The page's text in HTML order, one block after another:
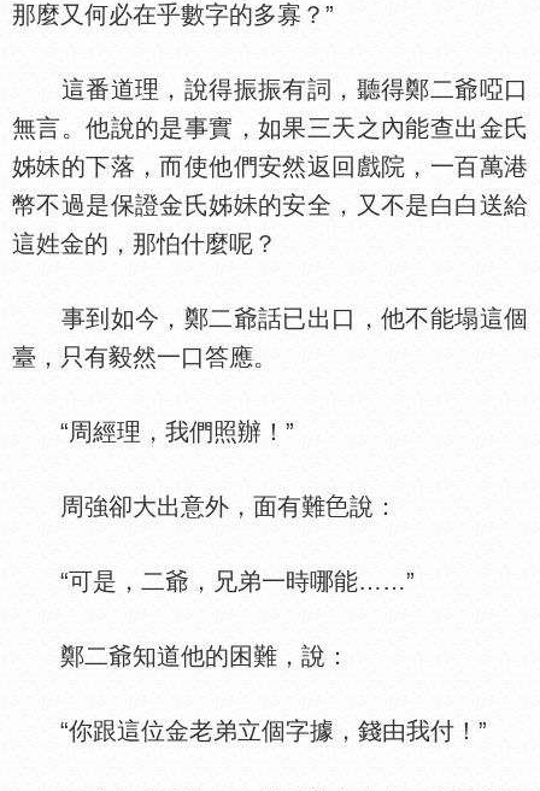
那麼又何必在乎數字的多寡？”
這番道理，說得振振有詞，聽得鄭二爺啞口
無言。他說的是事實，如果三天之內能查出金氏
姊
的下落，而使他們安然返回戲院，一百萬港
幣不過是保證金氏姊
的安全，又不是白白送給
這姓金的，那怕什麼呢？
事到如今，鄭二爺話已出口，他不能塌這個
臺，只有毅然一口答應。
“周經理，我們照辦！”
周強卻大出意外，面有難 說：
“可是，二爺，兄弟一時哪能……”
鄭二爺知道他的困難，說：
“你跟這位金老弟立個字據，錢由我付！”